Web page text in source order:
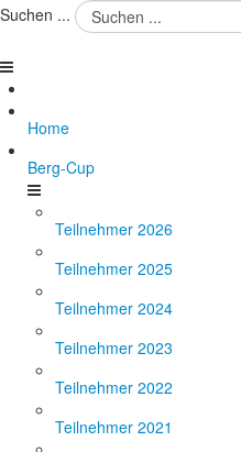
Suchen ...
Home
Berg-Cup
Teilnehmer 2026
Teilnehmer 2025
Teilnehmer 2024
Teilnehmer 2023
Teilnehmer 2022
Teilnehmer 2021